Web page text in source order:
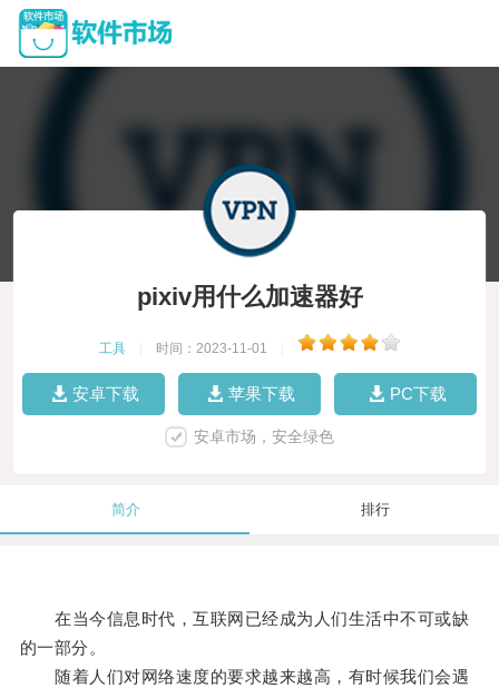
pixiv用什么加速器好
工具 时间：2023-11-01
安卓下载 苹果下载 PC下载
安卓市场，安全绿色
简介 排行
在当今信息时代，互联网已经成为人们生活中不可或缺
的一部分。
随着人们对网络速度的要求越来越高，有时候我们会遇